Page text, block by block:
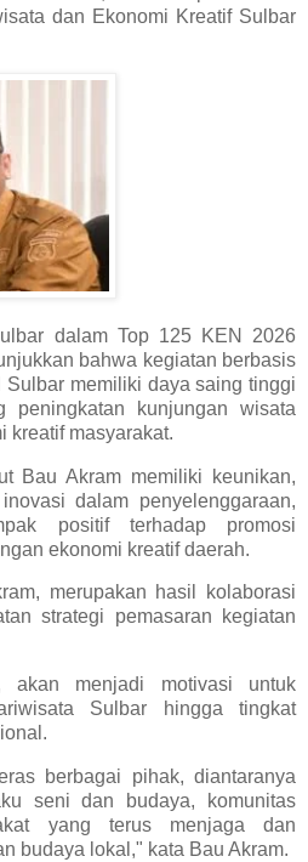
dan Ekonomi Kreatif Sulbar
dalam Top 125 KEN 2026
bahwa kegiatan berbasis
memiliki daya saing tinggi
peningkatan kunjungan wisata
kreatif masyarakat.
Bau Akram memiliki keunikan,
dalam penyelenggaraan,
positif terhadap promosi
ekonomi kreatif daerah.
merupakan hasil kolaborasi
strategi pemasaran kegiatan
akan menjadi motivasi untuk
Sulbar hingga tingkat
berbagai pihak, diantaranya
seni dan budaya, komunitas
yang terus menjaga dan
budaya lokal," kata Bau Akram.